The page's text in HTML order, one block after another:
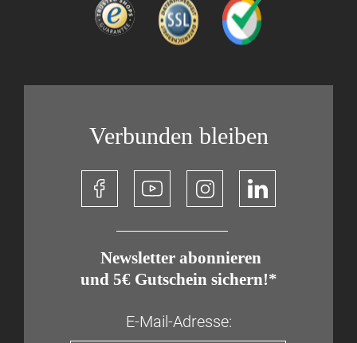
Verbunden bleiben
​ Newsletter abonnieren
und 5€ Gutschein sichern!*
E-Mail-Adresse: